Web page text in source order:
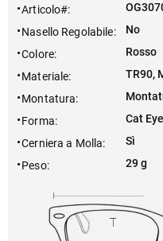
Articolo#:
Nasello Regolabile:
No
Colore:
Rosso
Materiale:
TR90,
Montatura:
Forma:
Cat Eye
Cerniera a Molla:
Sì
Peso: 29 g